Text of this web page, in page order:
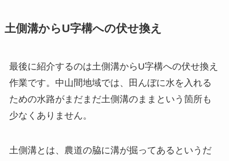
土側溝からU字構への伏せ換え
最後に紹介するのは土側溝からU字構への伏せ換え
作業です。中山間地域では、田んぼに水を入れる
ための水路がまだまだ土側溝のままという箇所も
少なくありません。
土側溝とは、農道の脇に溝が掘ってあるというだ